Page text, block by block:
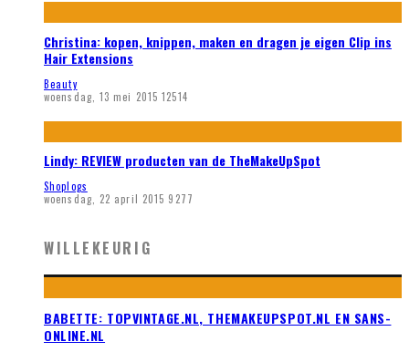
Christina: kopen, knippen, maken en dragen je eigen Clip ins
Hair Extensions
Beauty
woensdag, 13 mei 2015 12514
Lindy: REVIEW producten van de TheMakeUpSpot
Shoplogs
woensdag, 22 april 2015 9277
WILLEKEURIG
BABETTE: TOPVINTAGE.NL, THEMAKEUPSPOT.NL EN SANS-
ONLINE.NL